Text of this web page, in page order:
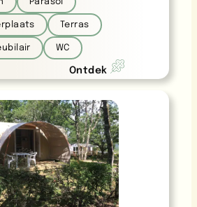
Terras
WC
Ontdek